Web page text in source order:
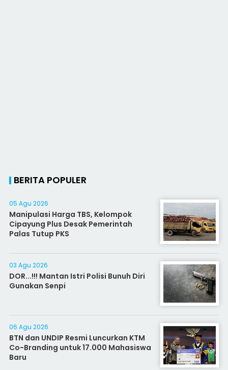
BERITA POPULER
05 Agu 2026
Manipulasi Harga TBS, Kelompok
Cipayung Plus Desak Pemerintah
Palas Tutup PKS
03 Agu 2026
DOR...!!! Mantan Istri Polisi Bunuh Diri
Gunakan Senpi
06 Agu 2026
BTN dan UNDIP Resmi Luncurkan KTM
Co-Branding untuk 17.000 Mahasiswa
Baru